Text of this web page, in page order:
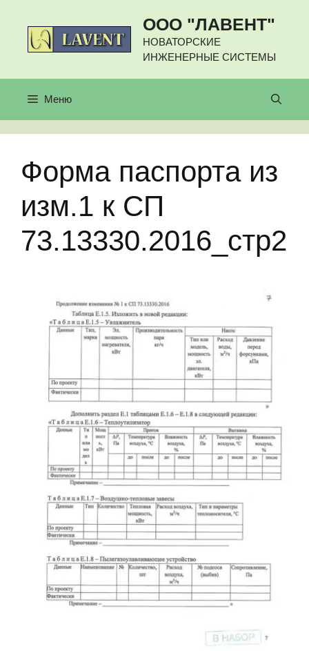
содержимому
ООО "ЛАВЕНТ"
НОВАТОРСКИЕ
ИНЖЕНЕРНЫЕ СИСТЕМЫ
Меню
Форма паспорта из
изм.1 к СП
73.13330.2016_стр2